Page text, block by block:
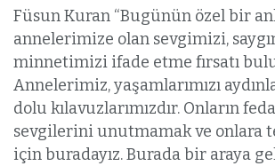
Füsun Kuran “Bugünün özel bir
annelerimize olan sevgimizi,
minnetimizi ifade etme fırsatı
Annelerimiz, yaşamlarımızı
dolu kılavuzlarımızdır. Onların
sevgilerini unutmamak ve onlara
için buradayız. Burada bir araya